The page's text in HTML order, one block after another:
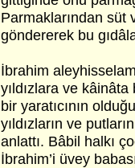
Parmaklarından süt
göndererek bu
İbrahim
yıldızlara ve
bir yaratıcının
yıldızların ve
anlattı. Bâbil halkı
İbrahim’i üvey